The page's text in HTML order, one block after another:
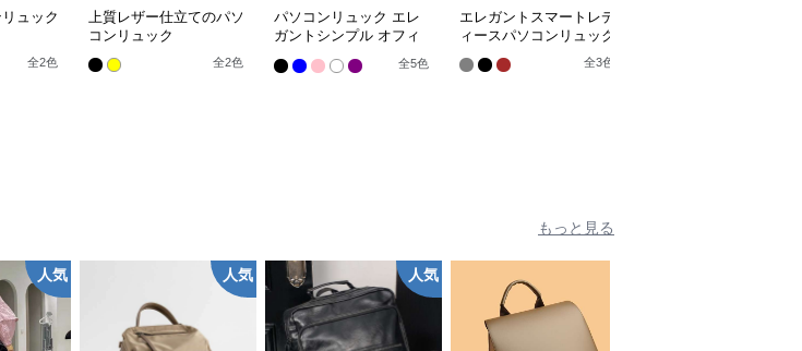
ュック
全2色
上質レザー仕立てのパソ
コンリュック
全2色
パソコンリュック エレ
ガントシンプル オフィ
全5色
エレガントスマートレデ
ィースパソコンリュック
全3色
もっと見る
人気 人気 人気